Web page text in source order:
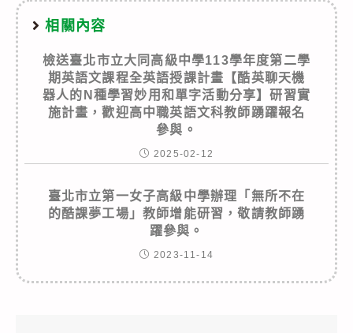
相關內容
檢送臺北市立大同高級中學113學年度第二學
期英語文課程全英語授課計畫【酷英聊天機
器人的N種學習妙用和單字活動分享】研習實
施計畫，歡迎高中職英語文科教師踴躍報名
參與。
2025-02-12
臺北市立第一女子高級中學辦理「無所不在
的酷課夢工場」教師增能研習，敬請教師踴
躍參與。
2023-11-14